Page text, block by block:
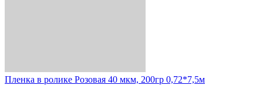
Пленка в ролике Розовая 40 мкм, 200гр 0,72*7,5м